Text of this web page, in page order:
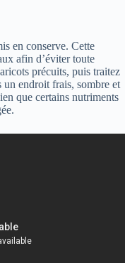
en conserve. Cette
afin d’éviter toute
précuits, puis traitez
un endroit frais, sombre et
que certains nutriments